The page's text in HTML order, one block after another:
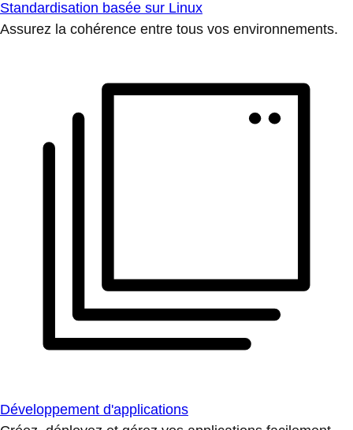
Standardisation basée sur Linux
Assurez la cohérence entre tous vos environnements.
Développement d'applications